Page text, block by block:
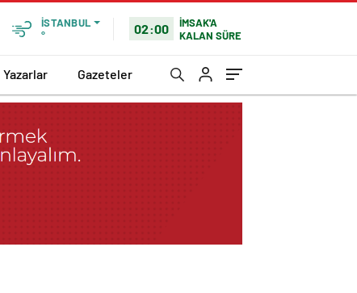
İSTANBUL
°
02:00
İMSAK'A
KALAN SÜRE
Yazarlar Gazeteler